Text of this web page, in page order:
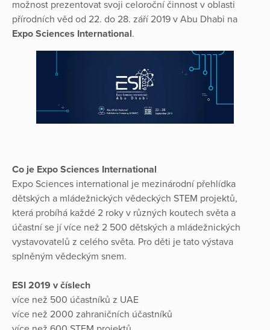
možnost prezentovat svoji celoroční činnost v oblasti
přírodních věd od 22. do 28. září 2019 v Abu Dhabi na
Expo Sciences International.
Co je Expo Sciences International
Expo Sciences international je mezinárodní přehlídka
dětských a mládežnických vědeckých STEM projektů,
která probíhá každé 2 roky v různých koutech světa a
účastní se jí více než 2 500 dětských a mládežnických
vystavovatelů z celého světa. Pro děti je tato výstava
splněným vědeckým snem.
ESI 2019 v číslech
více než 500 účastníků z UAE
více než 2000 zahraničních účastníků